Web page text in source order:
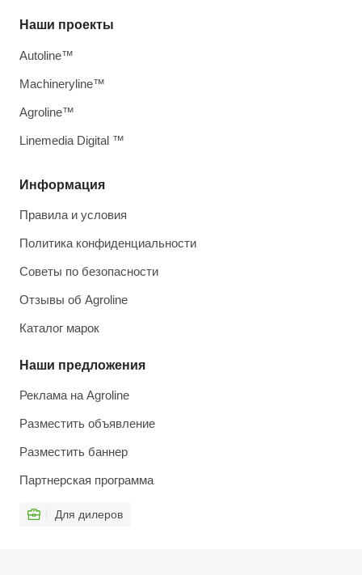
Информация
Правила и условия
Политика конфиденциальности
Советы по безопасности
Отзывы об Agroline
Каталог марок
Наши предложения
Реклама на Agroline
Разместить объявление
Разместить баннер
Партнерская программа
Для дилеров
Наши проекты
Autoline™
Machineryline™
Agroline™
Linemedia Digital ™